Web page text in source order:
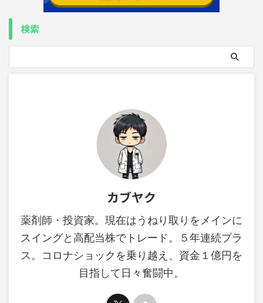
検索
カブヤク
薬剤師・投資家。現在はうねり取りをメインに
スイングと高配当株でトレード。５年連続プラ
ス。コロナショックを乗り越え、資金１億円を
目指して日々奮闘中。